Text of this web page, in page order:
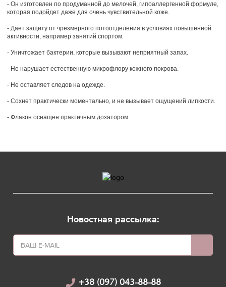
- Он изготовлен по продуманной до мелочей, гипоаллергенной формуле,
которая подойдет даже для очень чувствительной коже.
- Дает защиту от чрезмерного потоотделения в условиях повышенной
активности, например занятий спортом.
- Уничтожает бактерии, которые вызывают неприятный запах.
- Не нарушает естественную микрофлору кожного покрова.
- Не оставляет следов на одежде.
- Сохнет практически моментально, и не вызывает ощущений липкости.
- Флакон оснащен практичным дозатором.
Новостная рассылка:
+38 (097) 043-88-88